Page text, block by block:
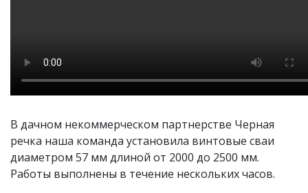
В дачном некоммерческом партнерстве Черная
речка наша команда установила винтовые сваи
диаметром 57 мм длиной от 2000 до 2500 мм.
Работы выполнены в течение нескольких часов.